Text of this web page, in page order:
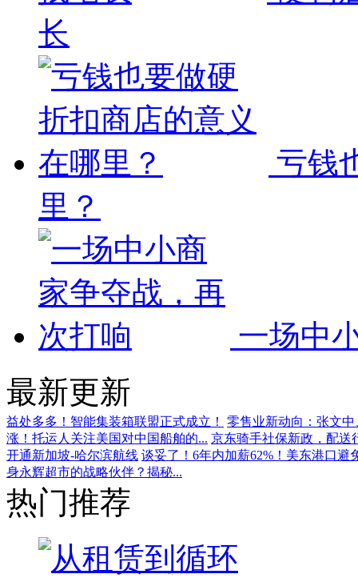
长
亏钱
里？
一场中
最新更新
益处多多！智能集装箱联盟正式成立！
零售业新动向：张文
涨！托运人关注美国对中国船舶的... 京东骑手社保新政，配送
开通新加坡-哈尔滨航线 谈妥了！6年内加薪62%！美东港口避
身永辉超市的战略伙伴？揭秘...
热门推荐